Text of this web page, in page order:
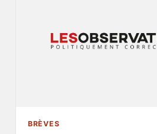
BRÈVES